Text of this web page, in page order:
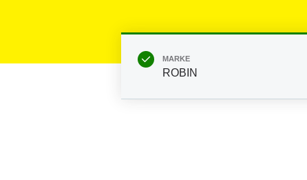
MARKE
ROBIN